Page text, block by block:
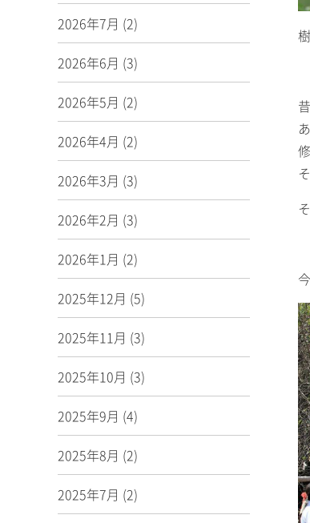
2026年7月 (2)
2026年6月 (3)
2026年5月 (2)
2026年4月 (2)
2026年3月 (3)
2026年2月 (3)
2026年1月 (2)
2025年12月 (5)
2025年11月 (3)
2025年10月 (3)
2025年9月 (4)
2025年8月 (2)
2025年7月 (2)